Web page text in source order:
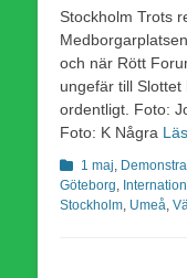
Stockholm Trots
och när Rött
ungefär till
ordentligt. Foto:
Foto: K Några
Kategorier
1 maj
Göteborg
Stockholm Umeå